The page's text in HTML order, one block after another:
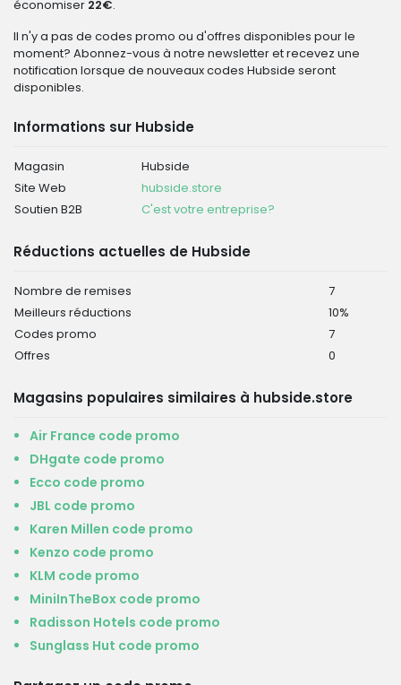
économiser 22€.
Il n'y a pas de codes promo ou d'offres disponibles pour le
moment? Abonnez-vous à notre newsletter et recevez une
notification lorsque de nouveaux codes Hubside seront
disponibles.
Informations sur Hubside
Magasin
Hubside
Site Web
hubside.store
Soutien B2B
C'est votre entreprise?
Réductions actuelles de Hubside
Nombre de remises
7
Meilleurs réductions
10%
Codes promo
7
Offres
0
Magasins populaires similaires à hubside.store
Air France code promo
DHgate code promo
Ecco code promo
JBL code promo
Karen Millen code promo
Kenzo code promo
KLM code promo
MiniInTheBox code promo
Radisson Hotels code promo
Sunglass Hut code promo